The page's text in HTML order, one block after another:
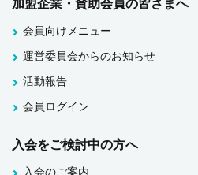
加盟企業・賛助会員の皆さまへ
会員向けメニュー
運営委員会からのお知らせ
活動報告
会員ログイン
入会をご検討中の方へ
入会のご案内